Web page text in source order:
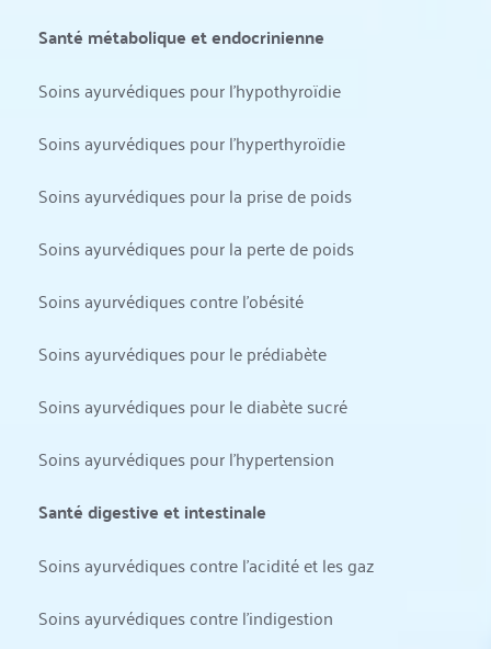
Santé métabolique et endocrinienne
Soins ayurvédiques pour l'hypothyroïdie
Soins ayurvédiques pour l'hyperthyroïdie
Soins ayurvédiques pour la prise de poids
Soins ayurvédiques pour la perte de poids
Soins ayurvédiques contre l'obésité
Soins ayurvédiques pour le prédiabète
Soins ayurvédiques pour le diabète sucré
Soins ayurvédiques pour l'hypertension
Santé digestive et intestinale
Soins ayurvédiques contre l'acidité et les gaz
Soins ayurvédiques contre l'indigestion